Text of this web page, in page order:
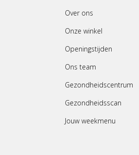
Over ons
Onze winkel
Openingstijden
Ons team
Gezondheidscentrum
Gezondheidsscan
Jouw weekmenu